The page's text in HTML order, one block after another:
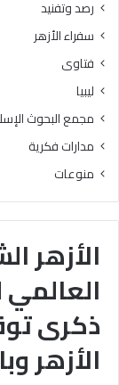
الأزهر
العالمي
ذكرى
الأزهر
رصد وتفنيد
سفراء الأزهر
فتاوى
ليبيا
مجمع البحوث
مدارات فكرية
منوعات